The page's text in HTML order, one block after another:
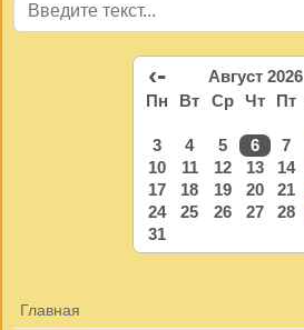
‹- Август 2026
Пн Вт Ср Чт Пт
3
4 5 6 7
10
11 12 13 14
17
18 19 20 21
24
25 26 27 28
31
Главная